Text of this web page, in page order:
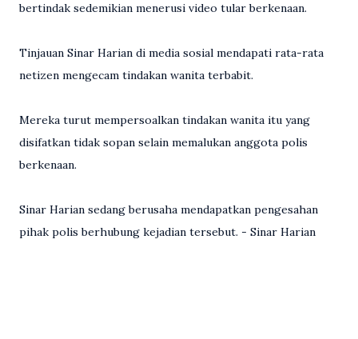
bertindak sedemikian menerusi video tular berkenaan.
Tinjauan Sinar Harian di media sosial mendapati rata-rata
netizen mengecam tindakan wanita terbabit.
Mereka turut mempersoalkan tindakan wanita itu yang
disifatkan tidak sopan selain memalukan anggota polis
berkenaan.
Sinar Harian sedang berusaha mendapatkan pengesahan
pihak polis berhubung kejadian tersebut. - Sinar Harian